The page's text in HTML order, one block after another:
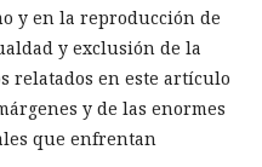
y en la reproducción de
y exclusión de la
relatados en este artículo
y de las enormes
que enfrentan